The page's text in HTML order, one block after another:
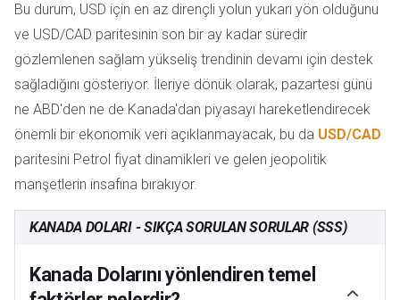
Bu durum, USD için en az dirençli yolun yukarı yön olduğunu
ve USD/CAD paritesinin son bir ay kadar süredir
gözlemlenen sağlam yükseliş trendinin devamı için destek
sağladığını gösteriyor. İleriye dönük olarak, pazartesi günü
ne ABD'den ne de Kanada'dan piyasayı hareketlendirecek
önemli bir ekonomik veri açıklanmayacak, bu da USD/CAD
paritesini Petrol fiyat dinamikleri ve gelen jeopolitik
manşetlerin insafına bırakıyor.
KANADA DOLARI - SIKÇA SORULAN SORULAR (SSS)
Kanada Dolarını yönlendiren temel